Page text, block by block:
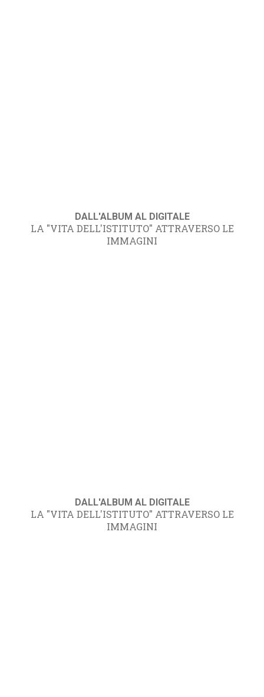
DALL'ALBUM AL DIGITALE
LA "VITA DELL'ISTITUTO" ATTRAVERSO LE
IMMAGINI
DALL'ALBUM AL DIGITALE
LA "VITA DELL'ISTITUTO" ATTRAVERSO LE
IMMAGINI